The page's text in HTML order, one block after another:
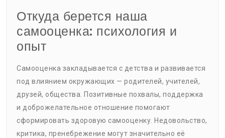
Откуда берется наша
самооценка: психология и
опыт
Самооценка закладывается с детства и развивается
под влиянием окружающих — родителей, учителей,
друзей, общества. Позитивные похвалы, поддержка
и доброжелательное отношение помогают
сформировать здоровую самооценку. Недовольство,
критика, пренебрежение могут значительно её